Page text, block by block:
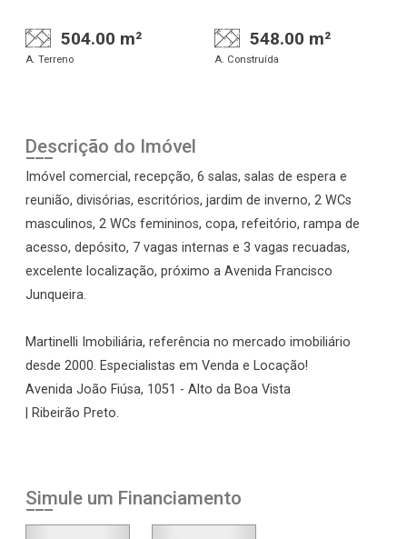
504.00 m²
A. Terreno
548.00 m²
A. Construída
Descrição do Imóvel
Imóvel comercial, recepção, 6 salas, salas de espera e
reunião, divisórias, escritórios, jardim de inverno, 2 WCs
masculinos, 2 WCs femininos, copa, refeitório, rampa de
acesso, depósito, 7 vagas internas e 3 vagas recuadas,
excelente localização, próximo a Avenida Francisco
Junqueira.
Martinelli Imobiliária, referência no mercado imobiliário
desde 2000. Especialistas em Venda e Locação!
Avenida João Fiúsa, 1051 - Alto da Boa Vista
| Ribeirão Preto.
Simule um Financiamento